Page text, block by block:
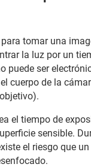
tomar una
la luz por un
puede ser
cuerpo de la
el tiempo de
sensible.
el riesgo que